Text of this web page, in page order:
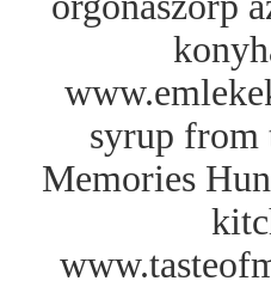
syrup from
Memories